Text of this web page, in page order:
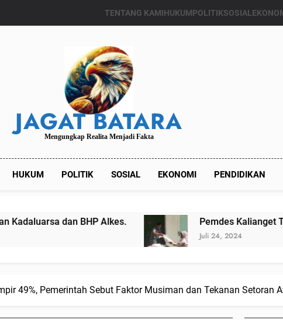
TENTANG KAMIHUKUMPOLITIKSOSIAL
JAGAT BATARA
Mengungkap Realita Menjadi Fakta
HUKUM POLITIK SOSIAL EKONOMI PENDIDIKAN
Alkes. Pemdes Kalianget Timur Menyalurkan
Juli 24, 2024
49%, Pemerintah Sebut Faktor Musiman dan Tekanan Setoran